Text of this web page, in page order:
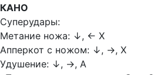
КАНО
Суперудары:
Метание ножа: ↓, ← Х
Апперкот с ножом: ↓, →, Х
Удушение: ↓, →, А